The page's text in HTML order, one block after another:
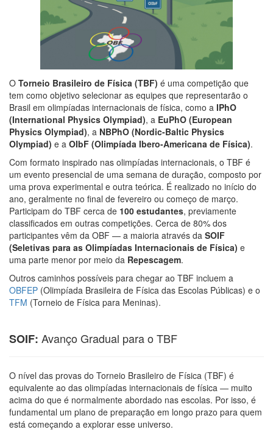
O Torneio Brasileiro de Física (TBF) é uma competição que
tem como objetivo selecionar as equipes que representarão o
Brasil em olimpíadas internacionais de física, como a IPhO
(International Physics Olympiad), a EuPhO (European
Physics Olympiad), a NBPhO (Nordic-Baltic Physics
Olympiad) e a OIbF (Olimpíada Ibero-Americana de Física).
Com formato inspirado nas olimpíadas internacionais, o TBF é
um evento presencial de uma semana de duração, composto por
uma prova experimental e outra teórica. É realizado no início do
ano, geralmente no final de fevereiro ou começo de março.
Participam do TBF cerca de 100 estudantes, previamente
classificados em outras competições. Cerca de 80% dos
participantes vêm da OBF — a maioria através da SOIF
(Seletivas para as Olimpíadas Internacionais de Física) e
uma parte menor por meio da Repescagem.
Outros caminhos possíveis para chegar ao TBF incluem a
OBFEP (Olimpíada Brasileira de Física das Escolas Públicas) e o
TFM (Torneio de Física para Meninas).
SOIF: Avanço Gradual para o TBF
O nível das provas do Torneio Brasileiro de Física (TBF) é
equivalente ao das olimpíadas internacionais de física — muito
acima do que é normalmente abordado nas escolas. Por isso, é
fundamental um plano de preparação em longo prazo para quem
está começando a explorar esse universo.